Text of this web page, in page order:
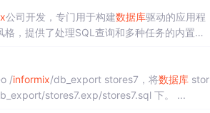
公司开发，专门用于构建数据库驱动的应用程
，提供了处理SQL查询和多种任务的内置函
o /informix/db_export stores7，将数据库stor
stores7.exp/stores7.sql 下。 ...